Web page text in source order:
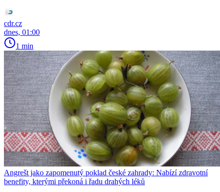
cdr.cz
dnes, 01:00
1 min
Angrešt jako zapomenutý poklad české zahrady: Nabízí zdravotní
benefity, kterými překoná i řadu drahých léků